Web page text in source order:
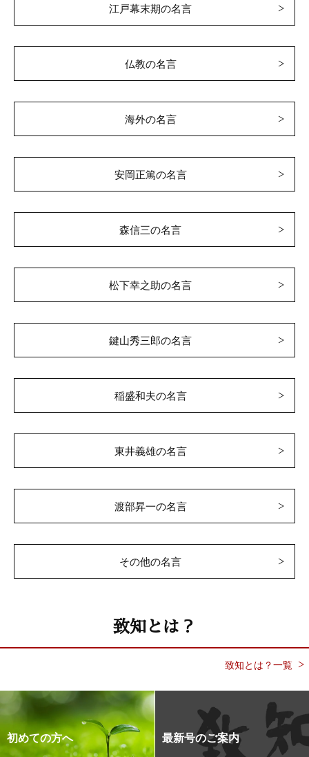
江戸幕末期の名言
仏教の名言
海外の名言
安岡正篤の名言
森信三の名言
松下幸之助の名言
鍵山秀三郎の名言
稲盛和夫の名言
東井義雄の名言
渡部昇一の名言
その他の名言
致知とは？
致知とは？一覧
初めての方へ 最新号のご案内